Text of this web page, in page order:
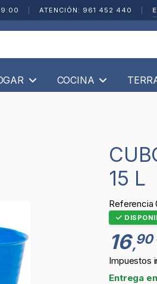
ATENCIÓN: 961 452 440
COCINA
CUBO FLEXIBLE MULTIUSOS AZUL -
15 L
Referencia
16,90
Impuestos
Entrega